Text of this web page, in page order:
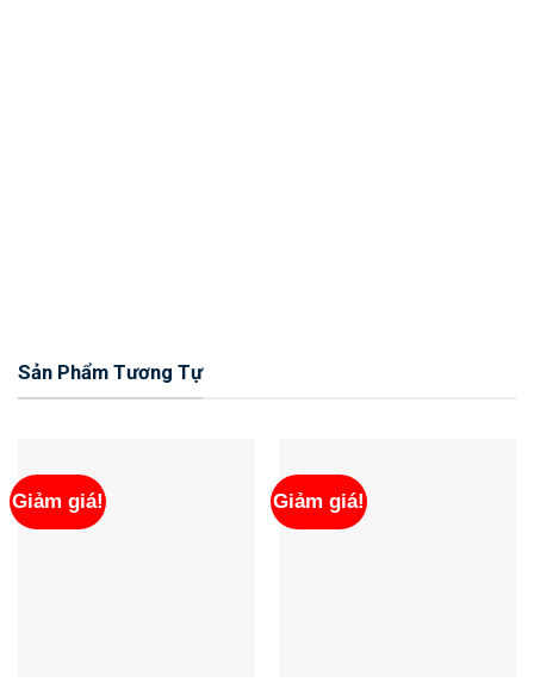
Sản Phẩm Tương Tự
Giảm giá! Giảm giá!